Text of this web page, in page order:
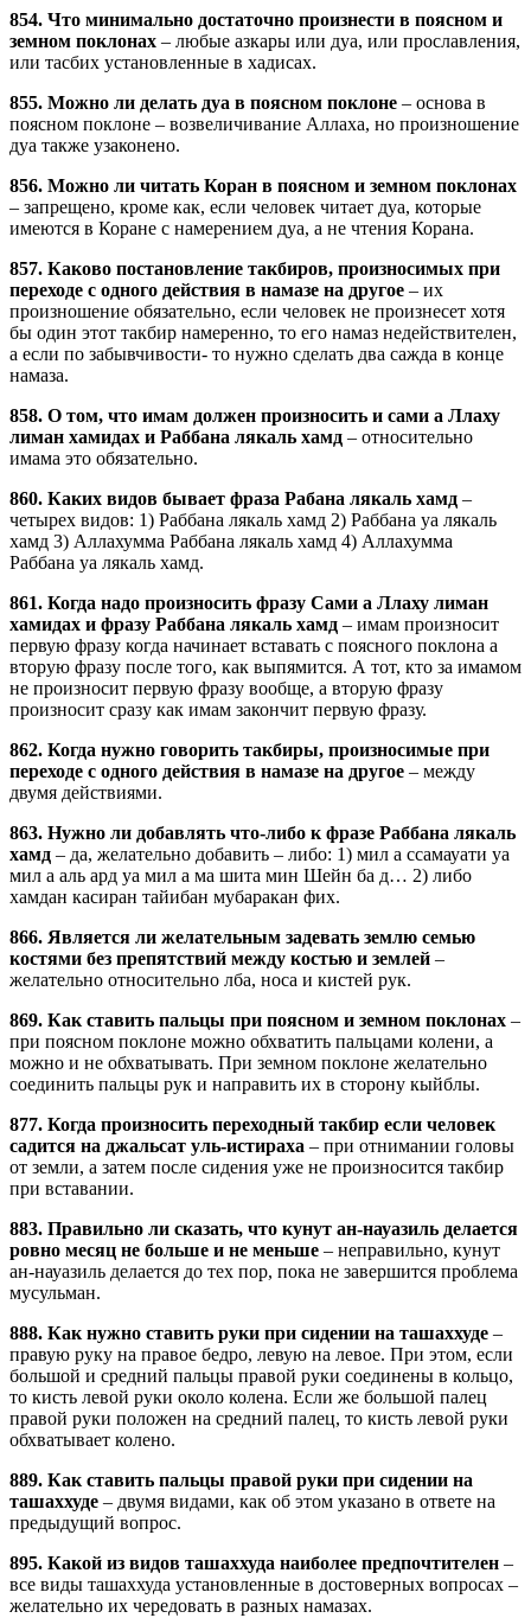
854. Что минимально достаточно произнести в поясном и
земном поклонах – любые азкары или дуа, или прославления,
или тасбих установленные в хадисах.
855. Можно ли делать дуа в поясном поклоне – основа в
поясном поклоне – возвеличивание Аллаха, но произношение
дуа также узаконено.
856. Можно ли читать Коран в поясном и земном поклонах
– запрещено, кроме как, если человек читает дуа, которые
имеются в Коране с намерением дуа, а не чтения Корана.
857. Каково постановление такбиров, произносимых при
переходе с одного действия в намазе на другое – их
произношение обязательно, если человек не произнесет хотя
бы один этот такбир намеренно, то его намаз недействителен,
а если по забывчивости- то нужно сделать два сажда в конце
намаза.
858. О том, что имам должен произносить и сами а Ллаху
лиман хамидах и Раббана лякаль хамд – относительно
имама это обязательно.
860. Каких видов бывает фраза Рабана лякаль хамд –
четырех видов: 1) Раббана лякаль хамд 2) Раббана уа лякаль
хамд 3) Аллахумма Раббана лякаль хамд 4) Аллахумма
Раббана уа лякаль хамд.
861. Когда надо произносить фразу Сами а Ллаху лиман
хамидах и фразу Раббана лякаль хамд – имам произносит
первую фразу когда начинает вставать с поясного поклона а
вторую фразу после того, как выпямится. А тот, кто за имамом
не произносит первую фразу вообще, а вторую фразу
произносит сразу как имам закончит первую фразу.
862. Когда нужно говорить такбиры, произносимые при
переходе с одного действия в намазе на другое – между
двумя действиями.
863. Нужно ли добавлять что-либо к фразе Раббана лякаль
хамд – да, желательно добавить – либо: 1) мил а ссамауати уа
мил а аль ард уа мил а ма шита мин Шейн ба д… 2) либо
хамдан касиран тайибан мубаракан фих.
866. Является ли желательным задевать землю семью
костями без препятствий между костью и землей –
желательно относительно лба, носа и кистей рук.
869. Как ставить пальцы при поясном и земном поклонах –
при поясном поклоне можно обхватить пальцами колени, а
можно и не обхватывать. При земном поклоне желательно
соединить пальцы рук и направить их в сторону кыйблы.
877. Когда произносить переходный такбир если человек
садится на джальсат уль-истираха – при отнимании головы
от земли, а затем после сидения уже не произносится такбир
при вставании.
883. Правильно ли сказать, что кунут ан-науазиль делается
ровно месяц не больше и не меньше – неправильно, кунут
ан-науазиль делается до тех пор, пока не завершится проблема
мусульман.
888. Как нужно ставить руки при сидении на ташаххуде –
правую руку на правое бедро, левую на левое. При этом, если
большой и средний пальцы правой руки соединены в кольцо,
то кисть левой руки около колена. Если же большой палец
правой руки положен на средний палец, то кисть левой руки
обхватывает колено.
889. Как ставить пальцы правой руки при сидении на
ташаххуде – двумя видами, как об этом указано в ответе на
предыдущий вопрос.
895. Какой из видов ташаххуда наиболее предпочтителен –
все виды ташаххуда установленные в достоверных вопросах –
желательно их чередовать в разных намазах.